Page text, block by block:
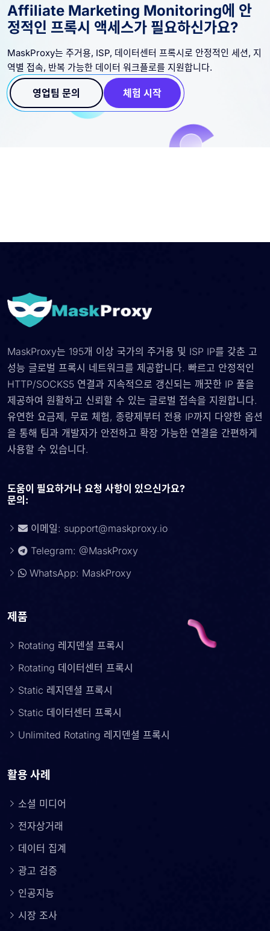
Affiliate Marketing Monitoring에 안
정적인 프록시 액세스가 필요하신가요?
MaskProxy는 주거용, ISP, 데이터센터 프록시로 안정적인 세션, 지
역별 접속, 반복 가능한 데이터 워크플로를 지원합니다.
영업팀 문의 체험 시작
MaskProxy는 195개 이상 국가의 주거용 및 ISP IP를 갖춘 고
성능 글로벌 프록시 네트워크를 제공합니다. 빠르고 안정적인
HTTP/SOCKS5 연결과 지속적으로 갱신되는 깨끗한 IP 풀을
제공하여 원활하고 신뢰할 수 있는 글로벌 접속을 지원합니다.
유연한 요금제, 무료 체험, 종량제부터 전용 IP까지 다양한 옵션
을 통해 팀과 개발자가 안전하고 확장 가능한 연결을 간편하게
사용할 수 있습니다.
도움이 필요하거나 요청 사항이 있으신가요?
문의:
이메일: support@maskproxy.io
Telegram: @MaskProxy
WhatsApp: MaskProxy
제품
Rotating 레지덴셜 프록시
Rotating 데이터센터 프록시
Static 레지덴셜 프록시
Static 데이터센터 프록시
Unlimited Rotating 레지덴셜 프록시
활용 사례
소셜 미디어
전자상거래
데이터 집계
광고 검증
인공지능
시장 조사